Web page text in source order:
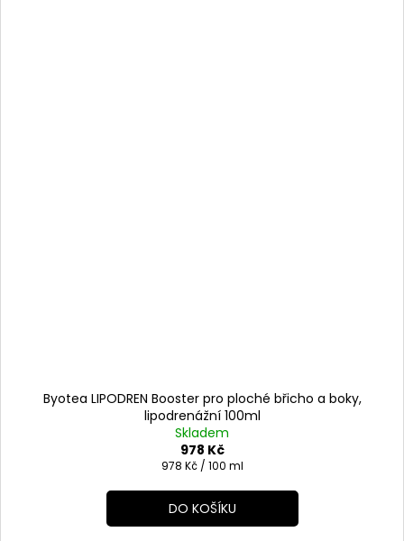
Byotea LIPODREN Booster pro ploché břicho a boky,
lipodrenážní 100ml
Skladem
978 Kč
Měrná
978 Kč / 100 ml
DO KOŠÍKU